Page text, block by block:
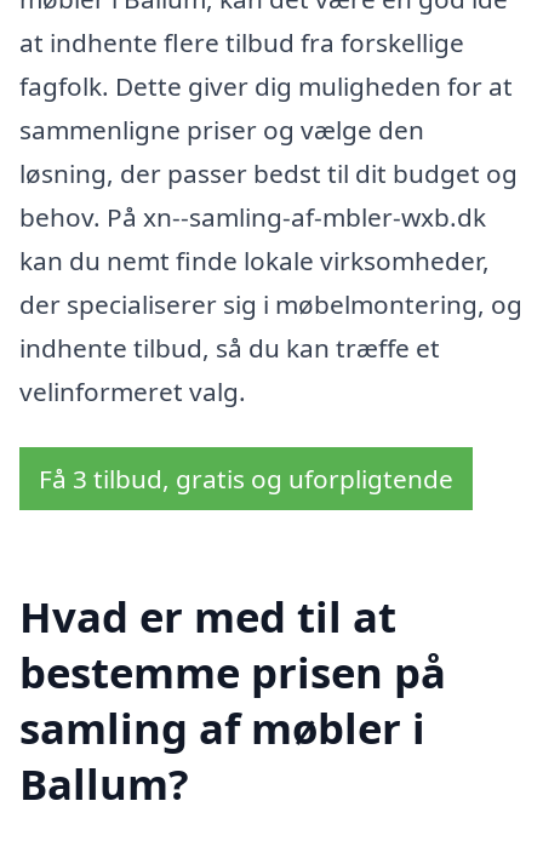
at indhente flere tilbud fra forskellige
fagfolk. Dette giver dig muligheden for at
sammenligne priser og vælge den
løsning, der passer bedst til dit budget og
behov. På xn--samling-af-mbler-wxb.dk
kan du nemt finde lokale virksomheder,
der specialiserer sig i møbelmontering, og
indhente tilbud, så du kan træffe et
velinformeret valg.
Få 3 tilbud, gratis og uforpligtende
Hvad er med til at
bestemme prisen på
samling af møbler i
Ballum?